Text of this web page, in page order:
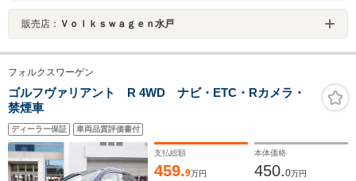
販売店： Ｖｏｌｋｓｗａｇｅｎ水戸
フォルクスワーゲン
ゴルフヴァリアント R 4WD ナビ・ETC・Rカメラ・
禁煙車
ディーラー保証 車両品質評価書付
支払総額
459.9万円
本体価格
450.0万円